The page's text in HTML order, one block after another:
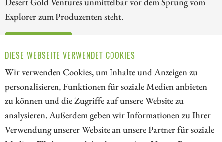
DIESE WEBSEITE VERWENDET COOKIES
Wir verwenden Cookies, um Inhalte und Anzeigen zu
personalisieren, Funktionen für soziale Medien anbieten
zu können und die Zugriffe auf unsere Website zu
analysieren. Außerdem geben wir Informationen zu Ihrer
Verwendung unserer Website an unsere Partner für soziale
Explorer zum Produzenten steht.
1